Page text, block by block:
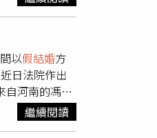
右）替張凌赫
躲在門外試
推進，謝征
作、放大呼
社群熱搜。
兩人創作CP
好，謝謝大
以假結婚方
日法院作出
自河南的馮姓
年起先後與多
，其後馮女
繼續閱讀